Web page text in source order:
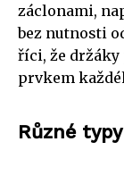
záclonami,
bez nutnosti
říci, že
prvkem
Různé